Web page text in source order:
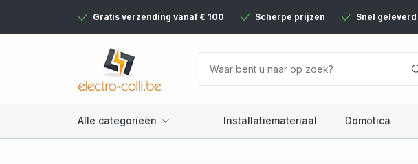
Gratis verzending vanaf € 100 Scherpe prijzen Snel geleverd
Alle categorieën Installatiemateriaal Domotica